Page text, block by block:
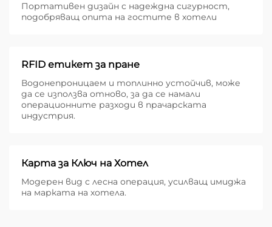
Портативен дизайн с надеждна сигурност,
подобряващ опита на гостите в хотели
RFID етикет за пране
Водонепроницаем и топлинно устойчив, може
да се използва отново, за да се намали
операционните разходи в прачарската
индустрия.
Карта за Ключ на Хотел
Модерен вид с лесна операция, усилващ имиджа
на марката на хотела.